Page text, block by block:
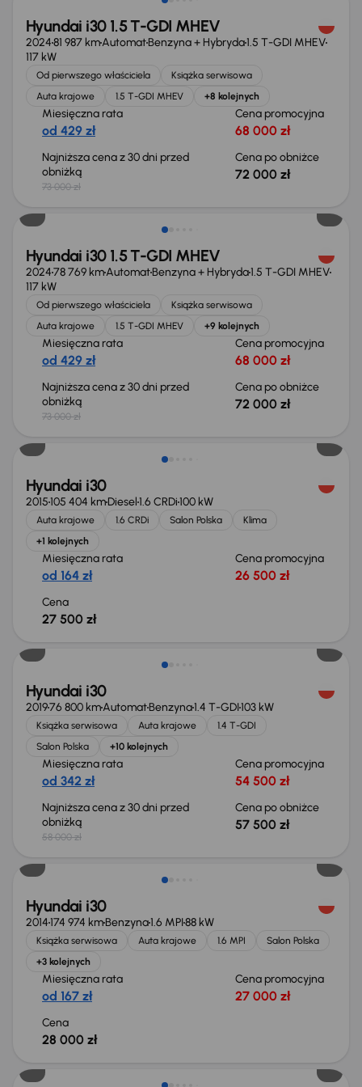
Hyundai i30 1.5 T-GDI MHEV
202481 987 kmAutomatBenzyna + Hybryda1.5 T-GDI MHEV
117 kW
Od pierwszego właściciela
Książka serwisowa
Auta krajowe
1.5 T-GDI MHEV +8 kolejnych
Miesięczna rata
od 429 zł
Cena promocyjna
68 000 zł
Najniższa cena z 30 dni przed
obniżką
73 000 zł
Cena po obniżce
72 000 zł
Taniej o 1 000 zł
Hyundai i30 1.5 T-GDI MHEV
202478 769 kmAutomatBenzyna + Hybryda1.5 T-GDI MHEV
117 kW
Od pierwszego właściciela
Książka serwisowa
Auta krajowe
1.5 T-GDI MHEV +9 kolejnych
Miesięczna rata
od 429 zł
Cena promocyjna
68 000 zł
Najniższa cena z 30 dni przed
obniżką
73 000 zł
Cena po obniżce
72 000 zł
Hyundai i30
2015105 404 kmDiesel1.6 CRDi100 kW
Auta krajowe 1.6 CRDi Salon Polska
Klima
+1 kolejnych
Miesięczna rata
od 164 zł
Cena promocyjna
26 500 zł
Cena
27 500 zł
Taniej o 500 zł
Hyundai i30
201976 800 kmAutomatBenzyna1.4 T-GDI103 kW
Książka serwisowa Auta krajowe
1.4 T-GDI
Salon Polska
+10 kolejnych
Miesięczna rata
od 342 zł
Cena promocyjna
54 500 zł
Najniższa cena z 30 dni przed
obniżką
58 000 zł
Cena po obniżce
57 500 zł
Hyundai i30
2014174 974 kmBenzyna1.6 MPI88 kW
Książka serwisowa Auta krajowe 1.6 MPI
Salon Polska
+3 kolejnych
Miesięczna rata
od 167 zł
Cena promocyjna
27 000 zł
Cena
28 000 zł